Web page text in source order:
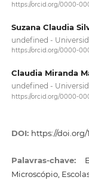
https://orcid.org/0000-
Suzana Claudia
undefined -
https://orcid.org/0000-
Claudia Miranda
undefined -
https://orcid.org/0000-
DOI: https://doi.org/
Palavras-chave:
Microscópio,